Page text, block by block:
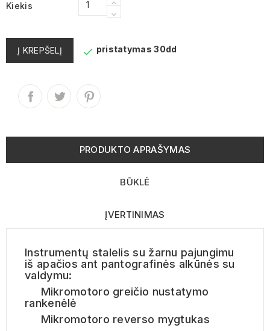
Kiekis
Į KREPŠELĮ  pristatymas 30dd
PRODUKTO APRAŠYMAS
BŪKLĖ
ĮVERTINIMAS
Instrumentų stalelis su žarnu pajungimu
iš apačios ant pantografinės alkūnės su
valdymu:
Mikromotoro greičio nustatymo
rankenėlė
Mikromotoro reverso mygtukas